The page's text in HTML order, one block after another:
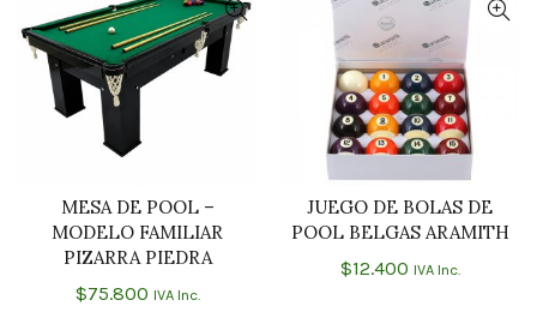
AÑADIR AL CARRITO
MESA DE POOL –
MODELO FAMILIAR
PIZARRA PIEDRA
$75.800 IVA Inc.
AÑADIR AL CARRITO
JUEGO DE BOLAS DE
POOL BELGAS ARAMITH
$12.400 IVA Inc.